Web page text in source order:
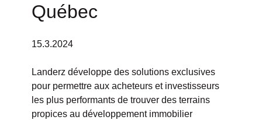
Québec
15.3.2024
Landerz développe des solutions exclusives
pour permettre aux acheteurs et investisseurs
les plus performants de trouver des terrains
propices au développement immobilier